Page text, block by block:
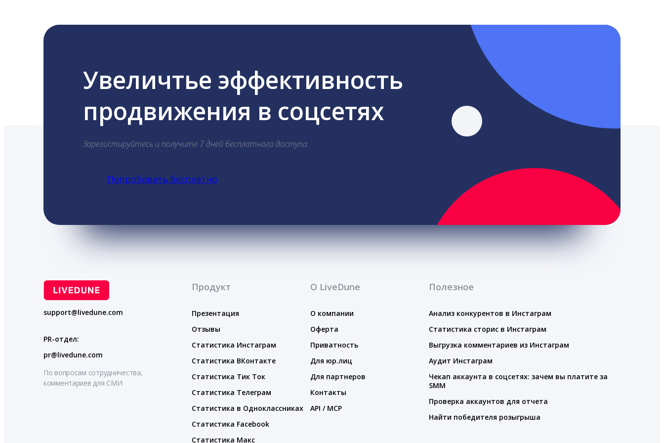
Увеличтье эффективность
продвижения в соцсетях
Зарегистируйтесь и получите 7 дней бесплатного доступа.
Попробовать бесплатно
support@livedune.com
PR-отдел:
pr@livedune.com
По вопросам сотрудничества,
комментариев для СМИ
Продукт
Презентация
Отзывы
Статистика Инстаграм
Статистика ВКонтакте
Статистика Тик Ток
Статистика Телеграм
Статистика в Одноклассниках
Статистика Facebook
Статистика Макс
О LiveDune
О компании
Оферта
Приватность
Для юр.лиц
Для партнеров
Контакты
API / MCP
Полезное
Анализ конкурентов в Инстаграм
Статистика сторис в Инстаграм
Выгрузка комментариев из Инстаграм
Аудит Инстаграм
Чекап аккаунта в соцсетях: зачем вы платите за
SMM
Проверка аккаунтов для отчета
Найти победителя розыгрыша